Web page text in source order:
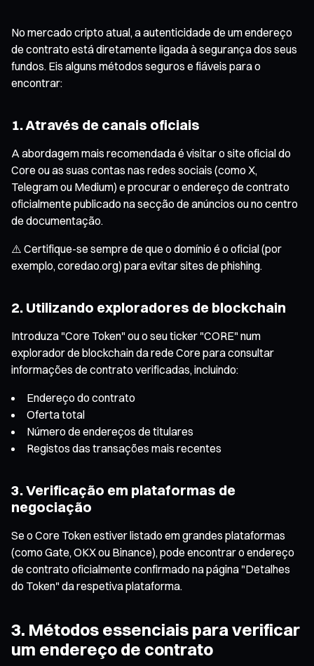
No mercado cripto atual, a autenticidade de um endereço
de contrato está diretamente ligada à segurança dos seus
fundos. Eis alguns métodos seguros e fiáveis para o
encontrar:
1. Através de canais oficiais
A abordagem mais recomendada é visitar o site oficial do
Core ou as suas contas nas redes sociais (como X,
Telegram ou Medium) e procurar o endereço de contrato
oficialmente publicado na secção de anúncios ou no centro
de documentação.
⚠️ Certifique-se sempre de que o domínio é o oficial (por
exemplo, coredao.org) para evitar sites de phishing.
2. Utilizando exploradores de blockchain
Introduza "Core Token" ou o seu ticker "CORE" num
explorador de blockchain da rede Core para consultar
informações de contrato verificadas, incluindo:
Endereço do contrato
Oferta total
Número de endereços de titulares
Registos das transações mais recentes
3. Verificação em plataformas de
negociação
Se o Core Token estiver listado em grandes plataformas
(como Gate, OKX ou Binance), pode encontrar o endereço
de contrato oficialmente confirmado na página "Detalhes
do Token" da respetiva plataforma.
3. Métodos essenciais para verificar
um endereço de contrato